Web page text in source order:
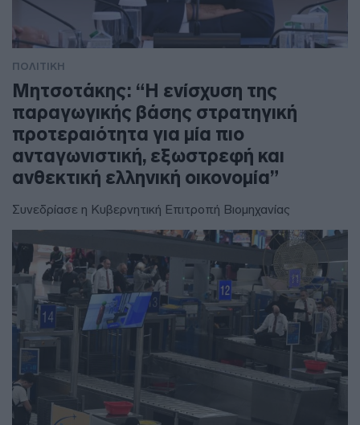
ΠΟΛΙΤΙΚΗ
Μητσοτάκης: “Η ενίσχυση της
παραγωγικής βάσης στρατηγική
προτεραιότητα για μία πιο
ανταγωνιστική, εξωστρεφή και
ανθεκτική ελληνική οικονομία”
Συνεδρίασε η Κυβερνητική Επιτροπή Βιομηχανίας